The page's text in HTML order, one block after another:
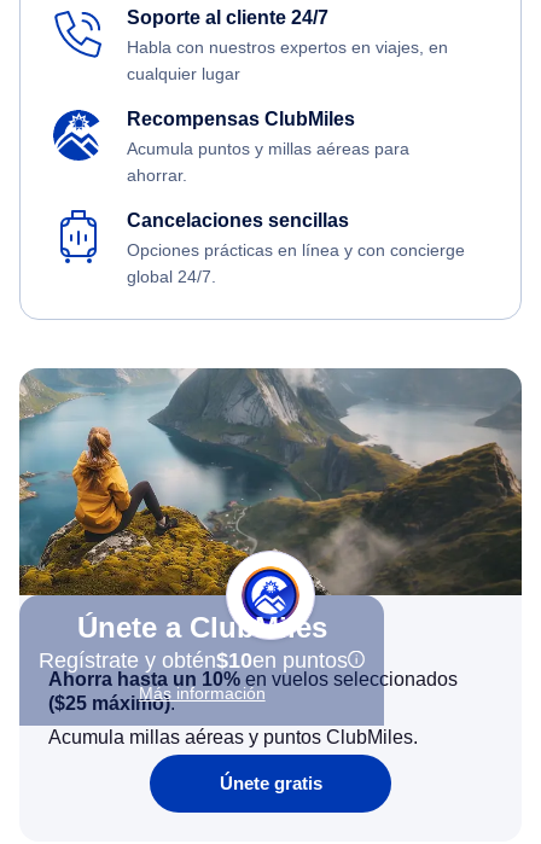
Soporte al cliente 24/7
Habla con nuestros expertos en viajes, en
cualquier lugar
Recompensas ClubMiles
Acumula puntos y millas aéreas para
ahorrar.
Cancelaciones sencillas
Opciones prácticas en línea y con concierge
global 24/7.
Únete a ClubMiles
Regístrate y obtén$10en puntos
Más información
Ahorra hasta un 10% en vuelos seleccionados
($25 máximo).
Acumula millas aéreas y puntos ClubMiles.
Únete gratis